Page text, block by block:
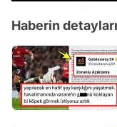
Haberin